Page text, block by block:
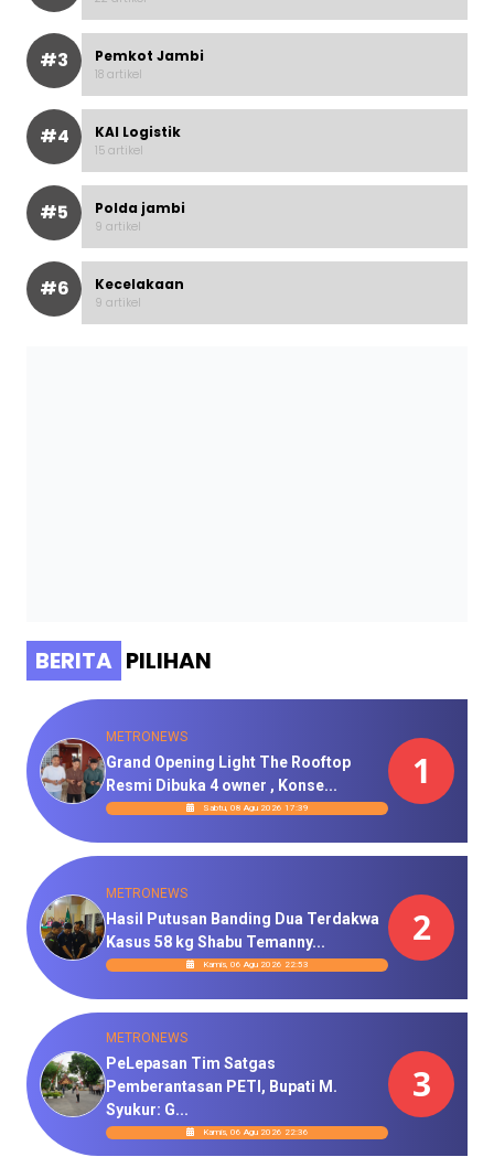
#3 Pemkot Jambi
18 artikel
#4 KAI Logistik
15 artikel
#5 Polda jambi
9 artikel
#6 Kecelakaan
9 artikel
BERITA PILIHAN
METRONEWS
Grand Opening Light The Rooftop
Resmi Dibuka 4 owner , Konse...
Sabtu, 08 Agu 2026 17:39
1
METRONEWS
Hasil Putusan Banding Dua Terdakwa
Kasus 58 kg Shabu Temanny...
Kamis, 06 Agu 2026 22:53
2
METRONEWS
PeLepasan Tim Satgas
Pemberantasan PETI, Bupati M.
Syukur: G...
Kamis, 06 Agu 2026 22:36
3